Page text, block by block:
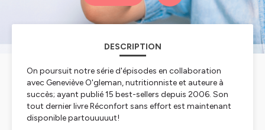
DESCRIPTION
On poursuit notre série d'épisodes en collaboration
avec Geneviève O'gleman, nutritionniste et auteure à
succès; ayant publié 15 best-sellers depuis 2006. Son
tout dernier livreRéconfort sans effort est maintenant
disponible partouuuuut!